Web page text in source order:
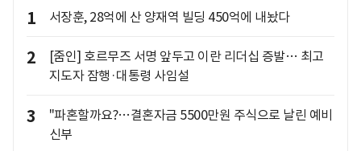
1 서장훈, 28억에 산 양재역 빌딩 450억에 내놨다
2
[줌인] 호르무즈 서명 앞두고 이란 리더십 증발… 최고
지도자 잠행·대통령 사임설
3
"파혼할까요?…결혼자금 5500만원 주식으로 날린 예비
신부